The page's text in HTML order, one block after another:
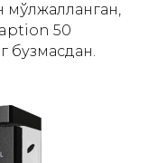
мўлжалланган,
50
бузмасдан.